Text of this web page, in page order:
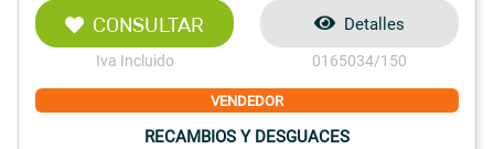
CONSULTAR
Iva Incluido
Detalles
0165034/150
VENDEDOR
RECAMBIOS Y DESGUACES